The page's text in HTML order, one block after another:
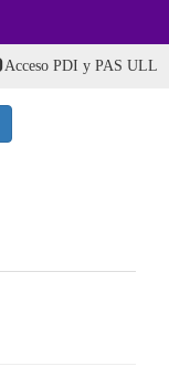
Acceso PDI y PAS ULL